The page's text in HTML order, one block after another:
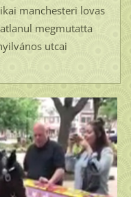
manchesteri lovas
megmutatta
utcai